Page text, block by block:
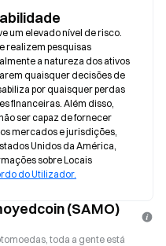
um elevado nível de risco.
realizem pesquisas
a natureza dos ativos
quaisquer decisões de
por quaisquer perdas
financeiras. Além disso,
ser capaz de fornecer
mercados e jurisdições,
Unidos da América,
sobre Locais
do Utilizador.
(SAMO)
toda a gente está